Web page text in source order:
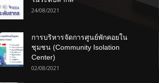
24/08/2021
การบริหารจัดการศูนย์พักคอยใน
ชุมชน (Community Isolation
Center)
02/08/2021